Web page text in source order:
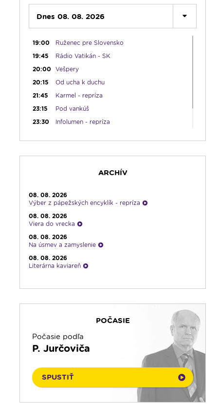
Dnes 08. 08. 2026
16:00
Pozdravy z Rádia LUMEN
17:30
Infolumen
18:00
Emauzy - sv. omša 18:00
19:00
Ruženec pre Slovensko
19:45
Rádio Vatikán - SK
20:00
Vešpery
20:15
Od ucha k duchu
21:45
Karmel - repríza
23:15
Pod vankúš
23:30
Infolumen - repríza
ARCHÍV
08. 08. 2026
Výber z pápežských encyklík - repríza
08. 08. 2026
Viera do vrecka
08. 08. 2026
Na úsmev a zamyslenie
08. 08. 2026
Literárna kaviareň
08. 08. 2026
Emauzy - sv. omša 18:00
Kláštory a rehoľný život
08. 08. 2026
POČASIE
Počasie podľa
P. Jurčoviča
SPUSTIŤ